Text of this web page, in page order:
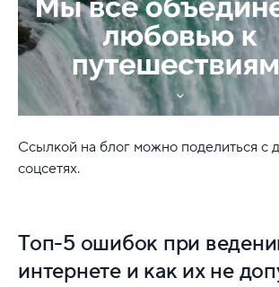
Ссылкой на блог можно поделиться с
соцсетях.
Топ-5 ошибок при
интернете и как их не